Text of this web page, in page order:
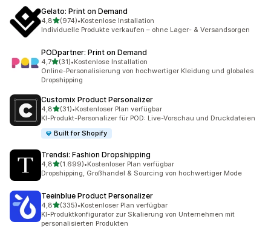
Gelato: Print on Demand
4,8von 5 Sternen
(974)
974 Rezensionen insgesamt
•Kostenlose Installation
Individuelle Produkte verkaufen – ohne Lager- & Versandsorgen
PODpartner: Print on Demand
4,7von 5 Sternen
(31)
31 Rezensionen insgesamt
•Kostenlose Installation
Online-Personalisierung von hochwertiger Kleidung und globales
Dropshipping
Customix Product Personalizer
4,8von 5 Sternen
(31)
31 Rezensionen insgesamt
•Kostenloser Plan verfügbar
KI-Produkt-Personalizer für POD: Live-Vorschau und Druckdateien
Built for Shopify
Trendsi: Fashion Dropshipping
4,8von 5 Sternen
(1.699)
1699 Rezensionen insgesamt
•Kostenloser Plan verfügbar
Dropshipping, Großhandel & Sourcing von hochwertiger Mode
Teeinblue Product Personalizer
4,8von 5 Sternen
(335)
335 Rezensionen insgesamt
•Kostenloser Plan verfügbar
KI-Produktkonfigurator zur Skalierung von Unternehmen mit
personalisierten Produkten